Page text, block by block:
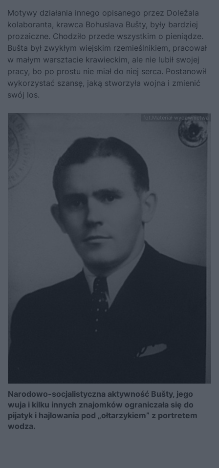
Motywy działania innego opisanego przez Doležala
kolaboranta, krawca Bohuslava Bušty, były bardziej
prozaiczne. Chodziło przede wszystkim o pieniądze.
Bušta był zwykłym wiejskim rzemieślnikiem, pracował
w małym warsztacie krawieckim, ale nie lubił swojej
pracy, bo po prostu nie miał do niej serca. Postanowił
wykorzystać szansę, jaką stworzyła wojna i zmienić
swój los.
fot.Materiał wydawnictwa
Narodowo-socjalistyczna aktywność Bušty, jego
wuja i kilku innych znajomków ograniczała się do
pijatyk i hajlowania pod „ołtarzykiem” z portretem
wodza.